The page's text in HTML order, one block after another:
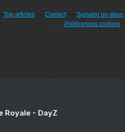
Top articles Contact Signaler un abus
Préférences cookies
Royale - DayZ